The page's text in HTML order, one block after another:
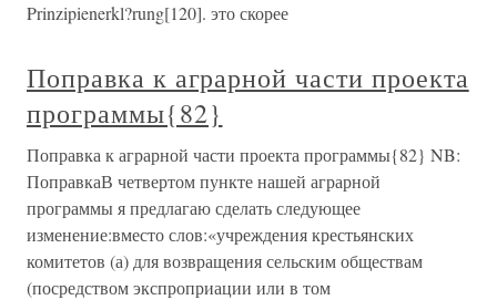
Prinzipienerkl?rung[120]. это скорее
Поправка к аграрной части проекта
программы{82}
Поправка к аграрной части проекта программы{82} NB:
ПоправкаВ четвертом пункте нашей аграрной
программы я предлагаю сделать следующее
изменение:вместо слов:«учреждения крестьянских
комитетов (а) для возвращения сельским обществам
(посредством экспроприации или в том